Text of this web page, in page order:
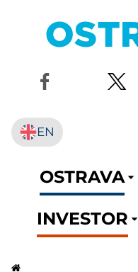
EN
OSTRAVA
INVESTOR